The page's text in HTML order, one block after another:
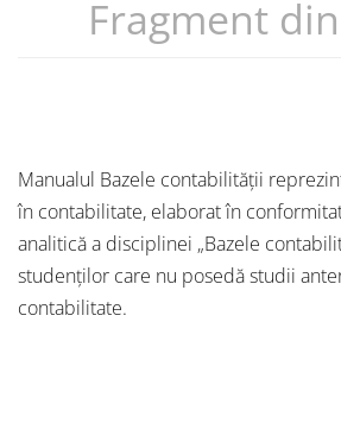
Fragment
Manualul Bazele contabilităţii
în contabilitate, elaborat în
analitică a disciplinei „Bazele
studenţilor care nu posedă studii
contabilitate.